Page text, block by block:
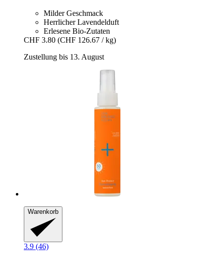
Milder Geschmack
Herrlicher Lavendelduft
Erlesene Bio-Zutaten
CHF 3.80 (CHF 126.67 / kg)
Zustellung bis 13. August
Warenkorb
3.9 (46)